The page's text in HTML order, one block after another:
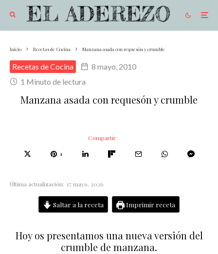
Inicio Recetas de Cocina Manzana asada con requesón y crumble
Recetas de Cocina
8 mayo, 2010
1 Minuto de lectura
Manzana asada con requesón y crumble
Compartir
1
Última actualización: 17 mayo, 2026
Saltar a la receta Imprimir receta
Hoy os presentamos una nueva versión del
crumble de manzana.